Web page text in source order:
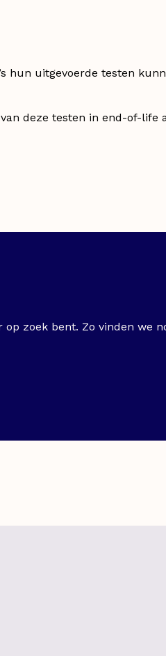
hun uitgevoerde testen
deze testen in end-of-life
zoek bent. Zo vinden we